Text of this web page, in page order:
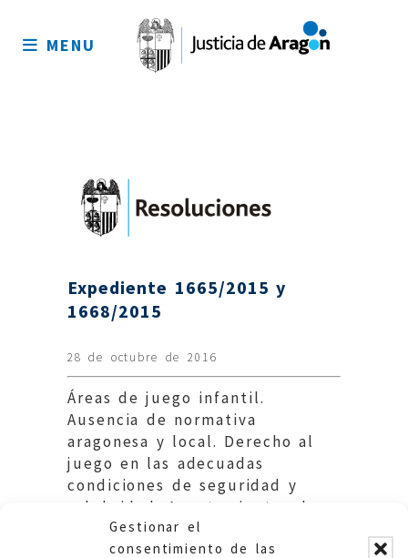
Gestionar el
consentimiento de las
sitio
MENU
Expediente 1665/2015 y
1668/2015
28 de octubre de 2016
Áreas de juego infantil.
Ausencia de normativa
aragonesa y local. Derecho al
juego en las adecuadas
condiciones de seguridad y
salubridad. Ayuntamientos de
Utrillas y Montalbán.